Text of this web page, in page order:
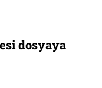
dosyaya